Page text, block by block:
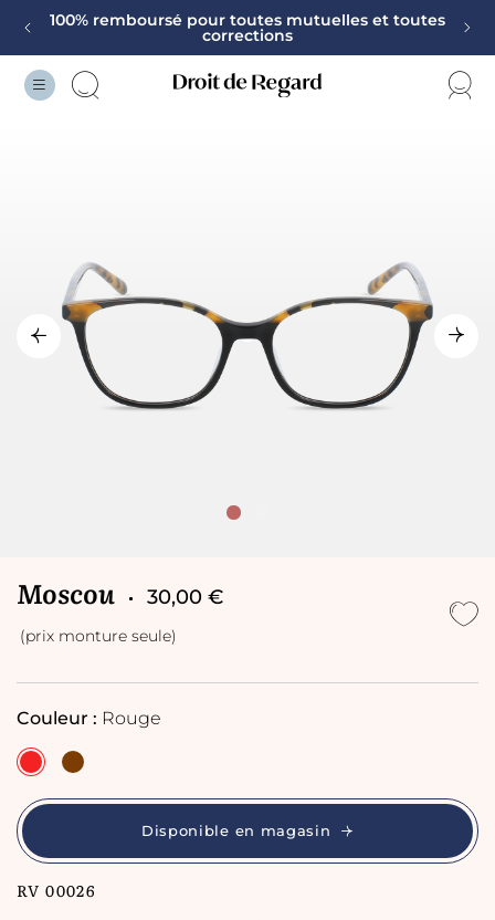
corrections
Vos Lunettes garanties 2 ans
Monture offerte sur la deuxième paire
Moscou 30,00 €
(prix monture seule)
RV 00026
Couleur : Rouge
Disponible en magasin